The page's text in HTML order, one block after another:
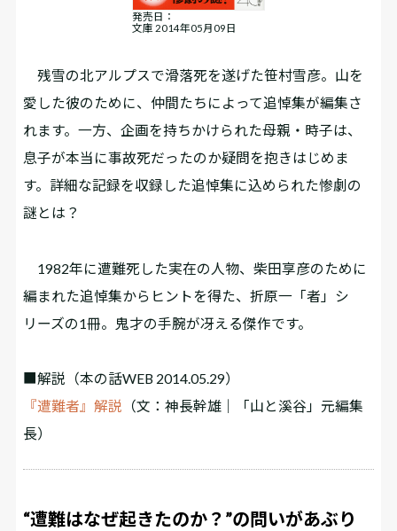
発売日：
文庫 2014年05月09日
残雪の北アルプスで滑落死を遂げた笹村雪彦。山を
愛した彼のために、仲間たちによって追悼集が編集さ
れます。一方、企画を持ちかけられた母親・時子は、
息子が本当に事故死だったのか疑問を抱きはじめま
す。詳細な記録を収録した追悼集に込められた惨劇の
謎とは――？
1982年に遭難死した実在の人物、柴田享彦のために
編まれた追悼集からヒントを得た、折原一「――者」シ
リーズの1冊。鬼才の手腕が冴える傑作です。
■解説 （本の話WEB 2014.05.29）
『遭難者』解説 （文：神長幹雄｜「山と溪谷」元編集
長）
“遭難はなぜ起きたのか？”の問いがあぶり